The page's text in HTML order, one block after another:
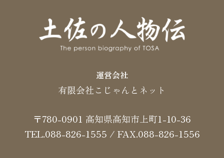
運営会社
有限会社こじゃんとネット
〒780-0901 高知県高知市上町1-10-36
TEL.088-826-1555 / FAX.088-826-1556